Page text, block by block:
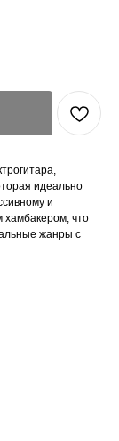
идеально
и
что
жанры с